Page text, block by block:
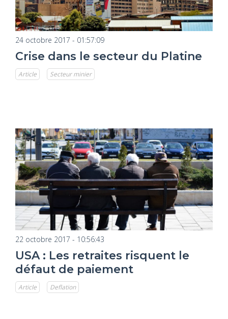
24 octobre 2017 - 01:57:09
Crise dans le secteur du Platine
Article Secteur minier
22 octobre 2017 - 10:56:43
USA : Les retraites risquent le
défaut de paiement
Article Deflation